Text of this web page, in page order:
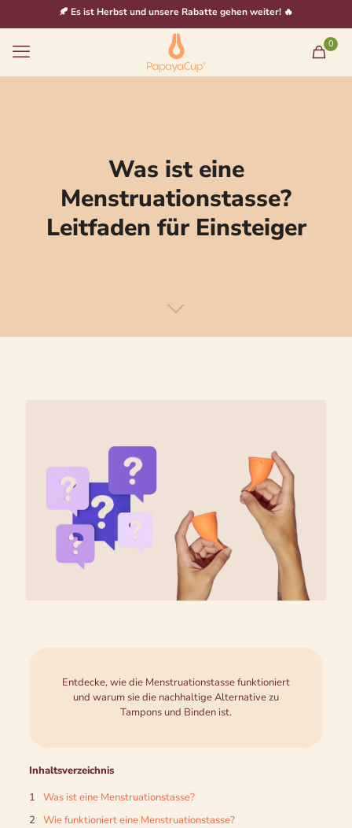
🍂 Es ist Herbst und unsere Rabatte gehen weiter! 🔥
0
Was ist eine
Menstruationstasse?
Leitfaden für Einsteiger
Entdecke, wie die Menstruationstasse funktioniert
und warum sie die nachhaltige Alternative zu
Tampons und Binden ist.
Inhaltsverzeichnis
Was ist eine Menstruationstasse?
Wie funktioniert eine Menstruationstasse?